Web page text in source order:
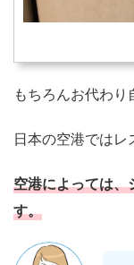
もちろんお代わり
日本の空港ではレ
空港によっては、
す。